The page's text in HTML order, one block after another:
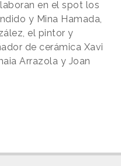
en el spot los
y Mina Hamada,
el pintor y
de cerámica Xavi
Arrazola y Joan